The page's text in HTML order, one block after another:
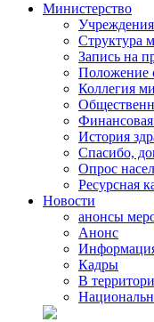
Министерство
Учреждения
Структура
Запись на
Положение
Коллегия
Финансовая
История
Спасибо,
Опрос
Ресурсная
Новости
анонсы
Анонс
Кадры
В